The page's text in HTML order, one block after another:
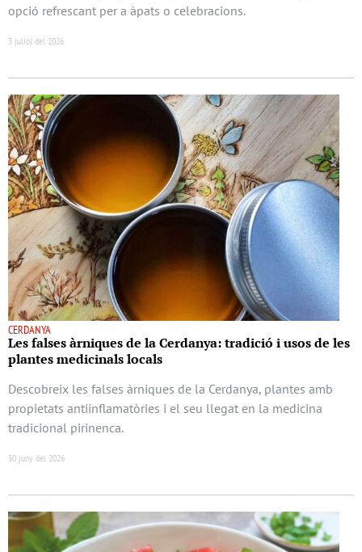
opció refrescant per a àpats o celebracions.
3 juliol del 2026
CERDANYA
Les falses àrniques de la Cerdanya: tradició i usos de les
plantes medicinals locals
Descobreix les falses àrniques de la Cerdanya, plantes amb
propietats antiinflamatòries i el seu llegat en la medicina
tradicional pirinenca.
30 juny del 2026